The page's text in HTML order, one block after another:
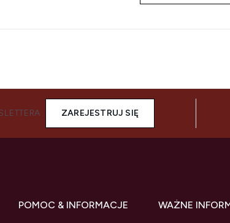
ZAREJESTRUJ SIĘ
POMOC & INFORMACJE WAŻNE